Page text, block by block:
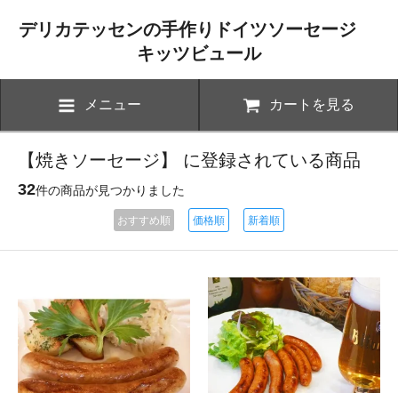
デリカテッセンの手作りドイツソーセージ
キッツビュール
メニュー カートを見る
【焼きソーセージ】 に登録されている商品
32件の商品が見つかりました
おすすめ順 価格順 新着順